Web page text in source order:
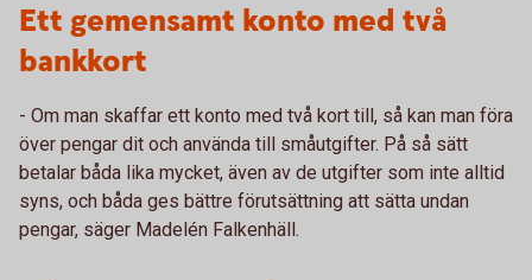
Ett gemensamt konto med två
bankkort
- Om man skaffar ett konto med två kort till, så kan man föra
över pengar dit och använda till småutgifter. På så sätt
betalar båda lika mycket, även av de utgifter som inte alltid
syns, och båda ges bättre förutsättning att sätta undan
pengar, säger Madelén Falkenhäll.